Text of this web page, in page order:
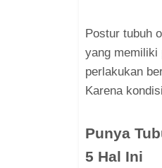
Postur tubuh
yang memiliki
perlakukan
Karena
Punya
5 Hal Ini